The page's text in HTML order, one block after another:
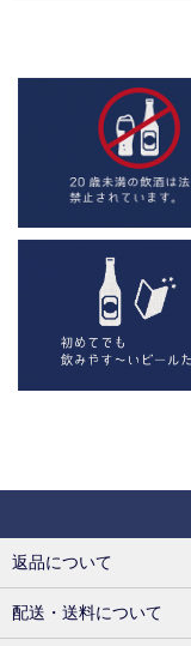
返品について
配送・送料について